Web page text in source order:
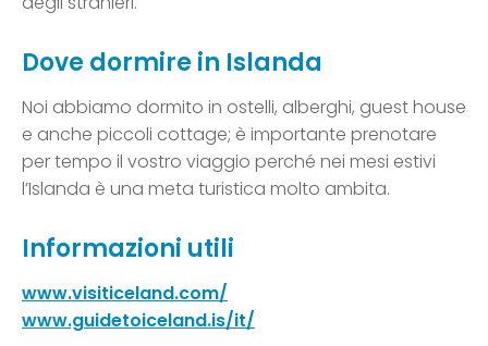
Dove dormire in Islanda
Noi abbiamo dormito in ostelli, alberghi, guest house
e anche piccoli cottage; è importante prenotare
per tempo il vostro viaggio perché nei mesi estivi
l’Islanda è una meta turistica molto ambita.
Informazioni utili
www.visiticeland.com/
www.guidetoiceland.is/it/